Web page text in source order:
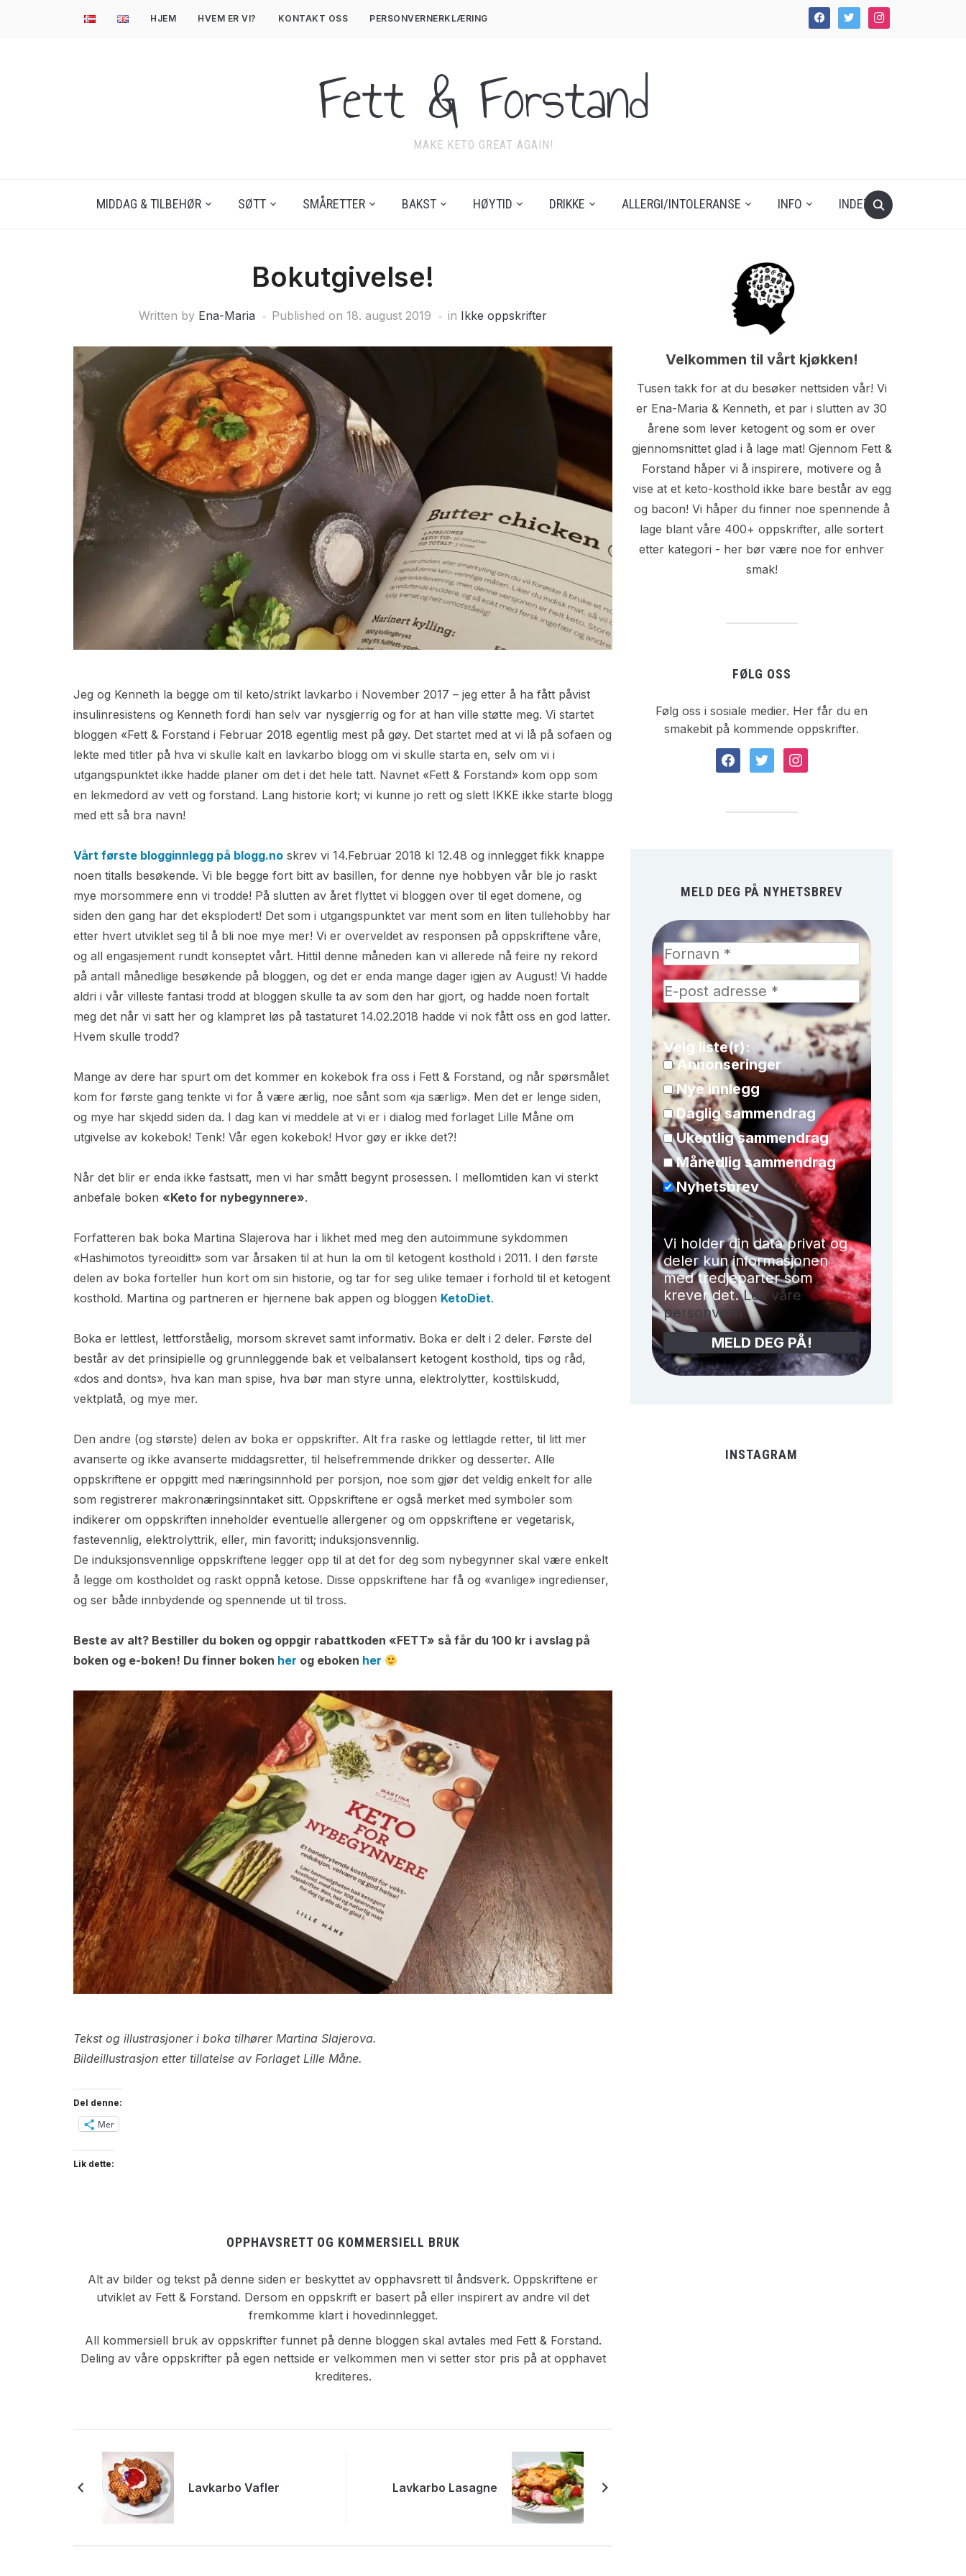
facebooktwitter instagram
HJEM HVEM ER VI? KONTAKT OSS PERSONVERNERKLÆRING
Fett & Forstand
MAKE KETO GREAT AGAIN!
MIDDAG & TILBEHØR SØTT SMÅRETTER BAKST HØYTID DRIKKE ALLERGI/INTOLERANSE INFO INDEX
Bokutgivelse!
Written by Ena-Maria Published on 18. august 2019 in Ikke oppskrifter
Jeg og Kenneth la begge om til keto/strikt lavkarbo i November 2017 – jeg etter å ha fått påvist
insulinresistens og Kenneth fordi han selv var nysgjerrig og for at han ville støtte meg. Vi startet
bloggen «Fett & Forstand i Februar 2018 egentlig mest på gøy. Det startet med at vi lå på sofaen og
lekte med titler på hva vi skulle kalt en lavkarbo blogg om vi skulle starta en, selv om vi i
utgangspunktet ikke hadde planer om det i det hele tatt. Navnet «Fett & Forstand» kom opp som
en lekmedord av vett og forstand. Lang historie kort; vi kunne jo rett og slett IKKE ikke starte blogg
med ett så bra navn!
Vårt første blogginnlegg på blogg.no skrev vi 14.Februar 2018 kl 12.48 og innlegget fikk knappe
noen titalls besøkende. Vi ble begge fort bitt av basillen, for denne nye hobbyen vår ble jo raskt
mye morsommere enn vi trodde! På slutten av året flyttet vi bloggen over til eget domene, og
siden den gang har det eksplodert! Det som i utgangspunktet var ment som en liten tullehobby har
etter hvert utviklet seg til å bli noe mye mer! Vi er overveldet av responsen på oppskriftene våre,
og all engasjement rundt konseptet vårt. Hittil denne måneden kan vi allerede nå feire ny rekord
på antall månedlige besøkende på bloggen, og det er enda mange dager igjen av August! Vi hadde
aldri i vår villeste fantasi trodd at bloggen skulle ta av som den har gjort, og hadde noen fortalt
meg det når vi satt her og klampret løs på tastaturet 14.02.2018 hadde vi nok fått oss en god latter.
Hvem skulle trodd?
Mange av dere har spurt om det kommer en kokebok fra oss i Fett & Forstand, og når spørsmålet
kom for første gang tenkte vi for å være ærlig, noe sånt som «ja særlig». Men det er lenge siden,
og mye har skjedd siden da. I dag kan vi meddele at vi er i dialog med forlaget Lille Måne om
utgivelse av kokebok! Tenk! Vår egen kokebok! Hvor gøy er ikke det?!
Når det blir er enda ikke fastsatt, men vi har smått begynt prosessen. I mellomtiden kan vi sterkt
anbefale boken «Keto for nybegynnere».
Forfatteren bak boka Martina Slajerova har i likhet med meg den autoimmune sykdommen
«Hashimotos tyreoiditt» som var årsaken til at hun la om til ketogent kosthold i 2011. I den første
delen av boka forteller hun kort om sin historie, og tar for seg ulike temaer i forhold til et ketogent
kosthold. Martina og partneren er hjernene bak appen og bloggen KetoDiet.
Boka er lettlest, lettforståelig, morsom skrevet samt informativ. Boka er delt i 2 deler. Første del
består av det prinsipielle og grunnleggende bak et velbalansert ketogent kosthold, tips og råd,
«dos and donts», hva kan man spise, hva bør man styre unna, elektrolytter, kosttilskudd,
vektplatå, og mye mer.
Den andre (og største) delen av boka er oppskrifter. Alt fra raske og lettlagde retter, til litt mer
avanserte og ikke avanserte middagsretter, til helsefremmende drikker og desserter. Alle
oppskriftene er oppgitt med næringsinnhold per porsjon, noe som gjør det veldig enkelt for alle
som registrerer makronæringsinntaket sitt. Oppskriftene er også merket med symboler som
indikerer om oppskriften inneholder eventuelle allergener og om oppskriftene er vegetarisk,
fastevennlig, elektrolyttrik, eller, min favoritt; induksjonsvennlig.
De induksjonsvennlige oppskriftene legger opp til at det for deg som nybegynner skal være enkelt
å legge om kostholdet og raskt oppnå ketose. Disse oppskriftene har få og «vanlige» ingredienser,
og ser både innbydende og spennende ut til tross.
Beste av alt? Bestiller du boken og oppgir rabattkoden «FETT» så får du 100 kr i avslag på
boken og e-boken! Du finner boken her og eboken her
Tekst og illustrasjoner i boka tilhører Martina Slajerova.
Bildeillustrasjon etter tillatelse av Forlaget Lille Måne.
Del denne:
Mer
Lik dette:
OPPHAVSRETT OG KOMMERSIELL BRUK
Alt av bilder og tekst på denne siden er beskyttet av opphavsrett til åndsverk. Oppskriftene er
utviklet av Fett & Forstand. Dersom en oppskrift er basert på eller inspirert av andre vil det
fremkomme klart i hovedinnlegget.
All kommersiell bruk av oppskrifter funnet på denne bloggen skal avtales med Fett & Forstand.
Deling av våre oppskrifter på egen nettside er velkommen men vi setter stor pris på at opphavet
krediteres.
Lavkarbo Vafler Lavkarbo Lasagne
Velkommen til vårt kjøkken!
Tusen takk for at du besøker nettsiden vår! Vi
er Ena-Maria & Kenneth, et par i slutten av 30
årene som lever ketogent og som er over
gjennomsnittet glad i å lage mat! Gjennom Fett &
Forstand håper vi å inspirere, motivere og å
vise at et keto-kosthold ikke bare består av egg
og bacon! Vi håper du finner noe spennende å
lage blant våre 400+ oppskrifter, alle sortert
etter kategori - her bør være noe for enhver
smak!
FØLG OSS
Følg oss i sosiale medier. Her får du en
smakebit på kommende oppskrifter.
facebooktwitter instagram
MELD DEG PÅ NYHETSBREV
Velg liste(r):
Annonseringer
Nye innlegg
Daglig sammendrag
Ukentlig sammendrag
Månedlig sammendrag
Nyhetsbrev
Vi holder din data privat og
deler kun informasjonen
med tredjeparter som
krever det.Les våre
personvern
INSTAGRAM